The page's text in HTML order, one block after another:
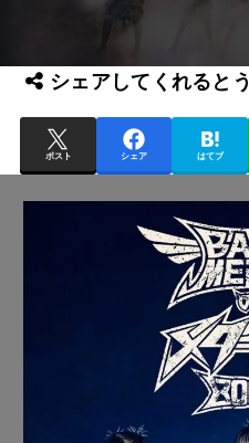
シェアしてくれると
ポスト シェア はてブ